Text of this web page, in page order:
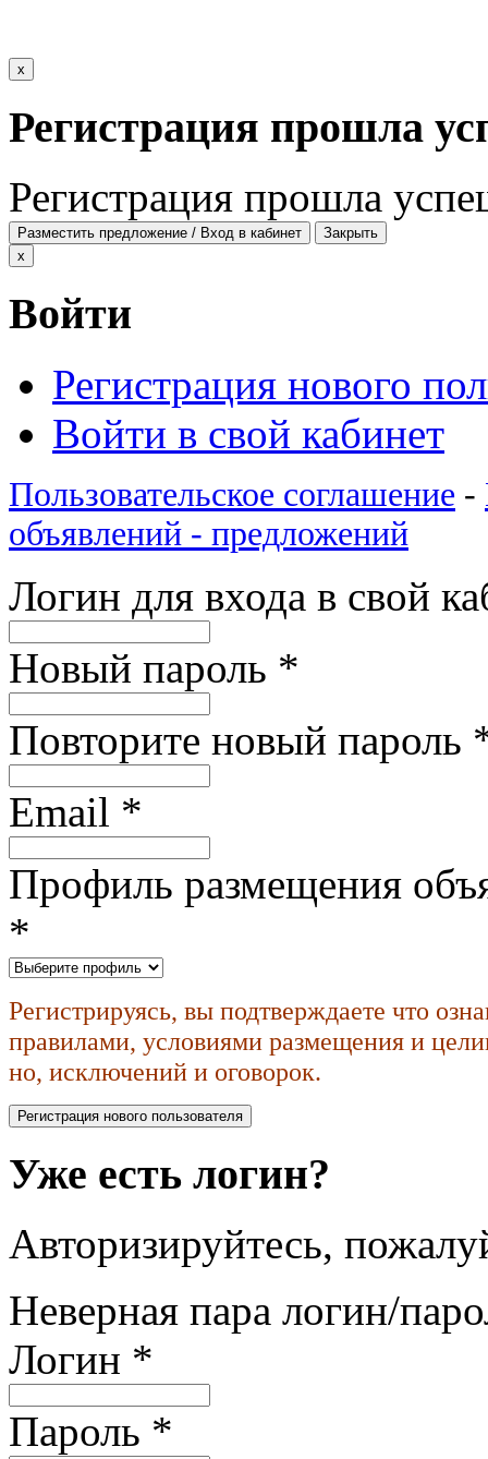
x
Регистрация прошла
Регистрация прошла
Разместить предложение / Вход в кабинет
Закрыть
x
Войти
Регистрация нового
Войти в свой кабинет
Пользовательское соглашение -
объявлений - предложений
Логин для входа в свой
Новый пароль *
Повторите новый пароль
Email *
Профиль размещения
*
Регистрируясь, вы подтверждаете что
правилами, условиями размещения и
но, исключений и оговорок.
Уже есть логин?
Авторизируйтесь,
Неверная пара логин/
Логин *
Пароль *